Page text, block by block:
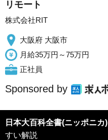
リモート
株式会社RIT
大阪府 大阪市
月給35万円～75万円
正社員
Sponsored by
日本大百科全書(ニッポニカ)
すい解説